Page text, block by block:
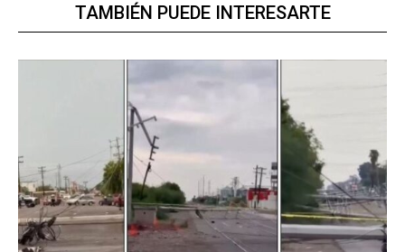
TAMBIÉN PUEDE INTERESARTE